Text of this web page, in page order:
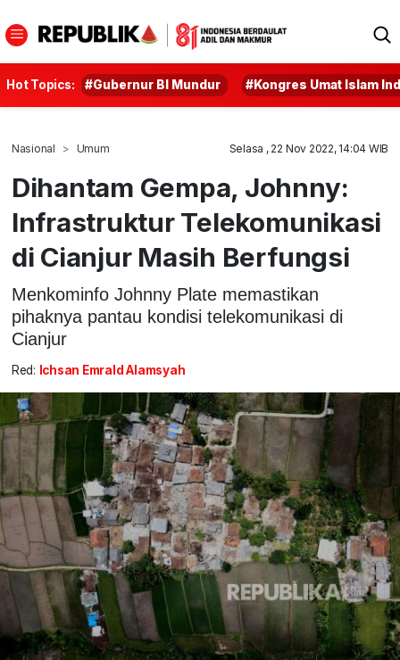
Hot Topics: #Gubernur BI Mundur #Kongres Umat Islam
Nasional Umum Selasa , 22 Nov 2022, 14:04 WIB
Dihantam Gempa, Johnny:
Infrastruktur Telekomunikasi
di Cianjur Masih Berfungsi
Menkominfo Johnny Plate memastikan
pihaknya pantau kondisi telekomunikasi di
Cianjur
Red: Ichsan Emrald Alamsyah